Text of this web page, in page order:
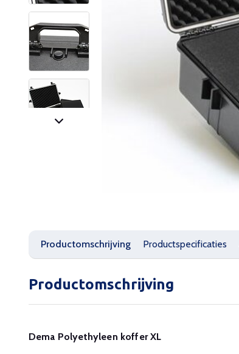
Productomschrijving Productspecificaties
Productomschrijving
Dema Polyethyleen koffer XL